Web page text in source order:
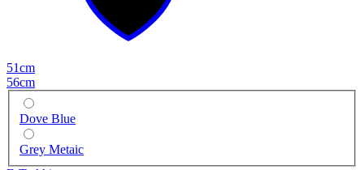
51cm
56cm
Dove Blue
Grey Metaic